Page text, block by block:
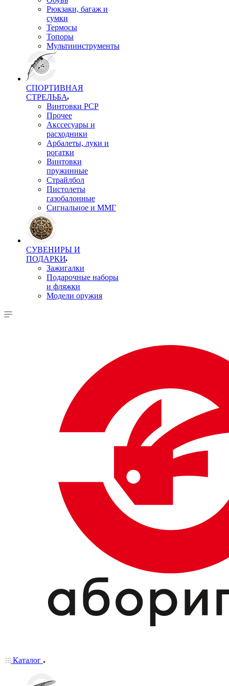
Рюкзаки, багаж и
сумки
Термосы
Топоры
Мультиинструменты
СПОРТИВНАЯ
СТРЕЛЬБА
Винтовки PCP
Прочее
Акссесуары и
расходники
Арбалеты, луки и
рогатки
Винтовки
пружинные
Страйлбол
Пистолеты
газобалонные
Сигнальное и ММГ
СУВЕНИРЫ И
ПОДАРКИ
Зажигалки
Подарочные наборы
и фляжки
Модели оружия
Каталог